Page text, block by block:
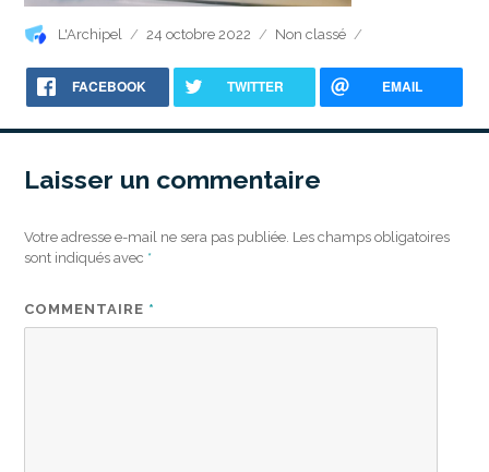
Auteur
L'Archipel
Publié
24 octobre 2022 Catégories
Non classé
FACEBOOK TWITTER EMAIL
Laisser un commentaire
Votre adresse e-mail ne sera pas publiée. Les champs obligatoires
sont indiqués avec *
COMMENTAIRE *